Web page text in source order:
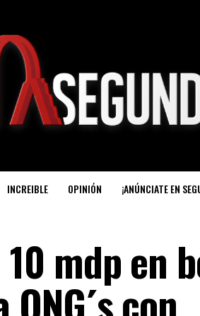
INCREIBLE OPINIÓN ¡ANÚNCIATE EN
mdp en
con